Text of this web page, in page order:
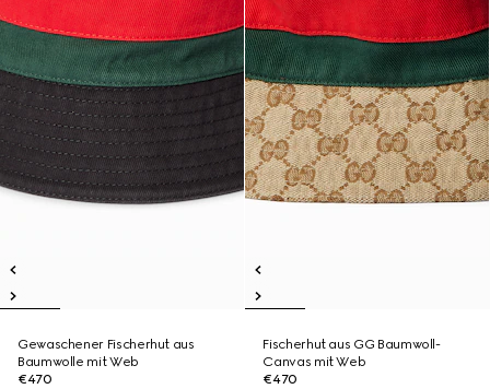
Gewaschener Fischerhut aus
Baumwolle mit Web
€470
Fischerhut aus GG Baumwoll-
Canvas mit Web
€470